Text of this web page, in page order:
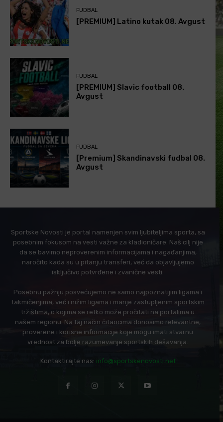
FUDBAL
[PREMIUM] Latino kutak 08. Avgust
FUDBAL
[PREMIUM] Slavic football 08.
Avgust
FUDBAL
[Premium] Skandinavski fudbal 08.
Avgust
Sportske Novosti je portal namenjen svim ljubiteljima sporta, sa
posebnim fokusom na vesti važne za kladioničare. Naš cilj nije
da se bavimo neproverenim informacijama i nagađanjima,
naročito kada su u pitanju transferi, već da objavljujemo
isključivo potvrđene i zvanične vesti.
Posebnu pažnju posvećujemo ne samo najpoznatijim ligama i
takmičenjima, već i nižim ligama i manje zastupljenim sportskim
tržištima, o kojima se retko može pročitati na portalima u
našem regionu. Na taj način čitaocima donosimo relevantne,
proverene i korisne informacije koje mogu imati stvarnu
vrednost za bolje razumevanje sportskih dešavanja.
Kontaktirajte nas: info@sportskenovosti.net